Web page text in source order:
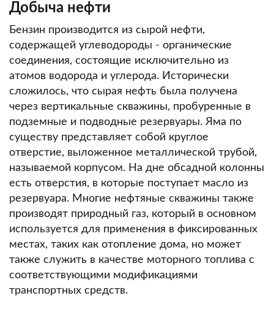
Добыча нефти
Бензин производится из сырой нефти,
содержащей углеводороды - органические
соединения, состоящие исключительно из
атомов водорода и углерода. Исторически
сложилось, что сырая нефть была получена
через вертикальные скважины, пробуренные в
подземные и подводные резервуары. Яма по
существу представляет собой круглое
отверстие, выложенное металлической трубой,
называемой корпусом. На дне обсадной колонны
есть отверстия, в которые поступает масло из
резервуара. Многие нефтяные скважины также
производят природный газ, который в основном
используется для применения в фиксированных
местах, таких как отопление дома, но может
также служить в качестве моторного топлива с
соответствующими модификациями
транспортных средств.